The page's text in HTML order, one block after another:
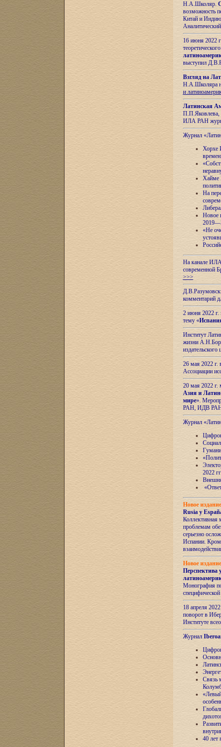
Н.А.Школяр.
возможность
Китай и
16 июня 2022
выступил
Взгляд на
Н.А.Школяра
и
Латинская
П.П.Яковлева,
ИЛА РАН
Журнал
Хорхе
Хайме
На
Новое
«Не
На канале ИЛА
современной
>>>
комментарий
2 июня 2022 г.
тему «
Институт
жизни
26 мая 2022
Ассоциации
20 мая 2022
Азия и
мире».
РАН, ИДВ
Журнал
2022
Новое
Rusia y
Коллективная
проблемам
серьезно
Испании.
Новое
Перспектива
Монография
18 апреля
поворот в
Институте
Журнал
Связь
40 лет